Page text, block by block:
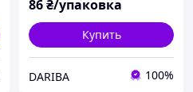
86₴/упаковка
Купить
DARIBA 100%